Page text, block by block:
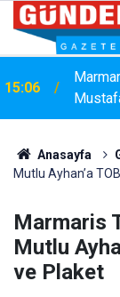
14:40
İçin
Anasayfa
Mutlu Ayhan’a
Marmaris
Mutlu
ve Plaket